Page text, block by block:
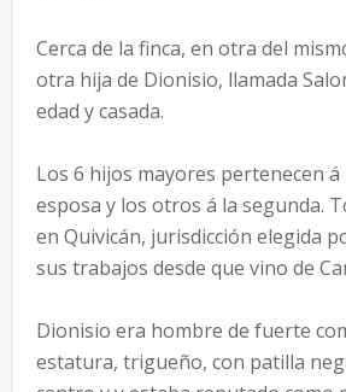
Cerca de la finca, en otra del
otra hija de Dionisio, llamada
edad y casada.
Los 6 hijos mayores pertenecen
esposa y los otros á la segunda.
en Quivicán, jurisdicción elegida
sus trabajos desde que vino de
Dionisio era hombre de fuerte
estatura, trigueño, con patilla